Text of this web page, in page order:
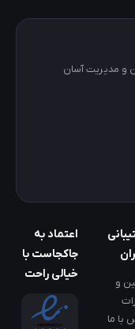
و مدیریت آسان
و
با ما
اعتماد به
جاکجاست با
خیالی راحت